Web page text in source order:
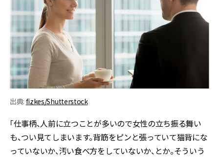
出典: fizkes/Shutterstock
「仕事柄、人前に立つことが多いので女性の立ち振る舞い
も、つい見てしまいます。背筋をピンと張っていて猫背にな
っていないか、汚い食べ方をしていないか、とか。そういう